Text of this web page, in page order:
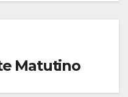
Matutino